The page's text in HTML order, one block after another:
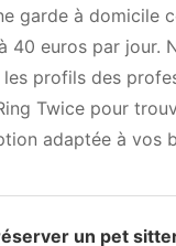
garde à domicile
40 euros par jour.
profils des
Twice pour
adaptée à vos
un pet